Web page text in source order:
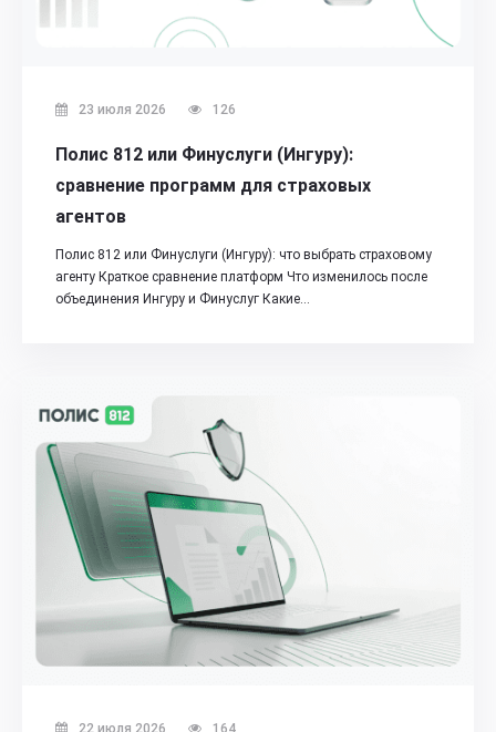
23 июля 2026 126
Полис 812 или Финуслуги (Ингуру):
сравнение программ для страховых
агентов
Полис 812 или Финуслуги (Ингуру): что выбрать страховому
агенту Краткое сравнение платформ Что изменилось после
объединения Ингуру и Финуслуг Какие…